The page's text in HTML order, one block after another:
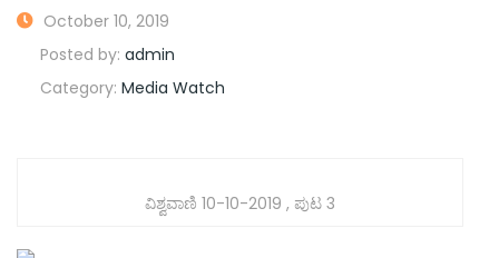
October 10, 2019
Posted by: admin
Category: Media Watch
ವಿಶ್ವವಾಣಿ 10-10-2019 , ಪುಟ 3